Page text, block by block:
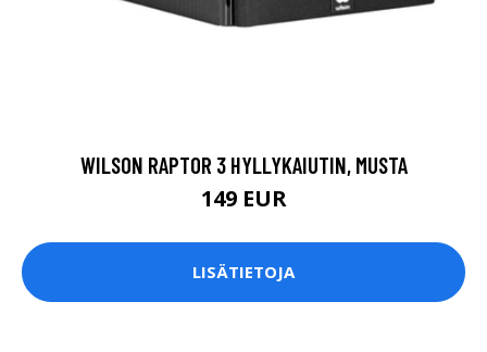
WILSON RAPTOR 3 HYLLYKAIUTIN, MUSTA
149 EUR
LISÄTIETOJA